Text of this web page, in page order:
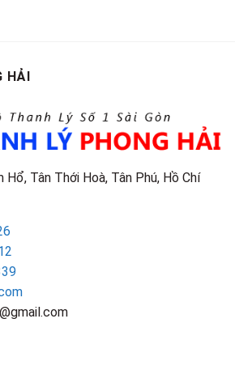
Điểm
Nhận
Biết
HẢI
Hổ, Tân Thới Hoà, Tân Phú, Hồ Chí